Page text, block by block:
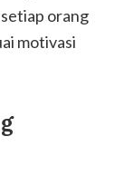
orang
motivasi